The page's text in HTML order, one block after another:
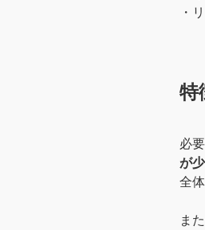
・
特
必
が
全
ま